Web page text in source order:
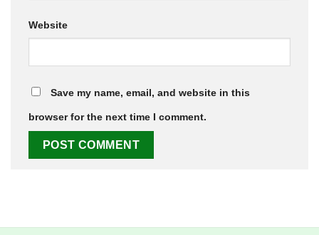
Website
Save my name, email, and website in this
browser for the next time I comment.